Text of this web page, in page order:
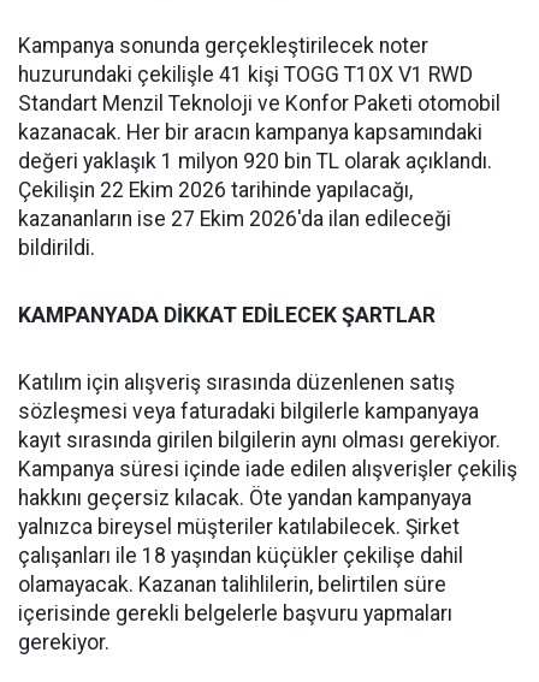
Kampanya sonunda gerçekleştirilecek noter
huzurundaki çekilişle 41 kişi TOGG T10X V1 RWD
Standart Menzil Teknoloji ve Konfor Paketi otomobil
kazanacak. Her bir aracın kampanya kapsamındaki
değeri yaklaşık 1 milyon 920 bin TL olarak açıklandı.
Çekilişin 22 Ekim 2026 tarihinde yapılacağı,
kazananların ise 27 Ekim 2026'da ilan edileceği
bildirildi.
KAMPANYADA DİKKAT EDİLECEK ŞARTLAR
Katılım için alışveriş sırasında düzenlenen satış
sözleşmesi veya faturadaki bilgilerle kampanyaya
kayıt sırasında girilen bilgilerin aynı olması gerekiyor.
Kampanya süresi içinde iade edilen alışverişler çekiliş
hakkını geçersiz kılacak. Öte yandan kampanyaya
yalnızca bireysel müşteriler katılabilecek. Şirket
çalışanları ile 18 yaşından küçükler çekilişe dahil
olamayacak. Kazanan talihlilerin, belirtilen süre
içerisinde gerekli belgelerle başvuru yapmaları
gerekiyor.